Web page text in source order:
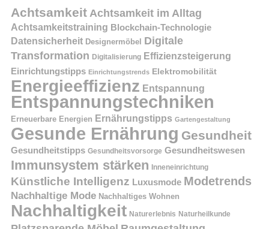
Achtsamkeit Achtsamkeit im Alltag
Achtsamkeitstraining Blockchain-Technologie
Datensicherheit Designermöbel
Digitale
Transformation Digitalisierung Effizienzsteigerung
Einrichtungstipps Einrichtungstrends Elektromobilität
Energieeffizienz Entspannung
Entspannungstechniken
Erneuerbare Energien Ernährungstipps Gartengestaltung
Gesunde Ernährung Gesundheit
Gesundheitstipps Gesundheitsvorsorge Gesundheitswesen
Immunsystem stärken Inneneinrichtung
Künstliche Intelligenz Luxusmode Modetrends
Nachhaltige Mode Nachhaltiges Wohnen
Nachhaltigkeit Naturerlebnis Naturheilkunde